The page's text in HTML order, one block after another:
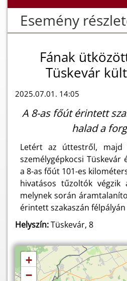
Esemény
Fának
Tüskevár
2025.07.01. 14:05
A 8-as főút érintett
halad a
Letért az úttestről, majd
személygépkocsi Tüskevár
a 8-as főút 101-es
hivatásos tűzoltók végzik
melynek során
érintett szakaszán
Helyszín:Tüskevár, 8
+
−